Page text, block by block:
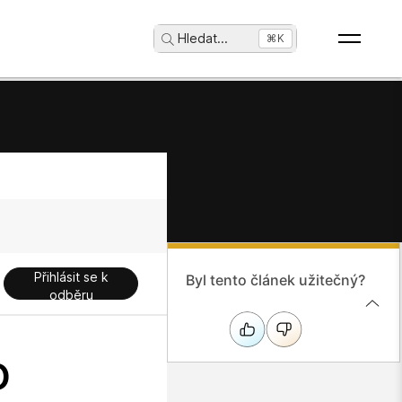
Hledat... ⌘K
Přihlásit se k
odběru
Byl tento článek užitečný?